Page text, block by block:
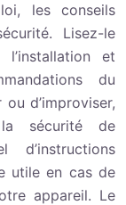
les conseils
Lisez-le
et
du
d’improviser,
sécurité de
d’instructions
utile en cas de
appareil. Le